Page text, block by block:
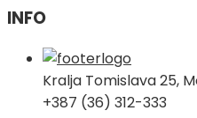
INFO
Kralja Tomislava 25,
+387 (36) 312-333